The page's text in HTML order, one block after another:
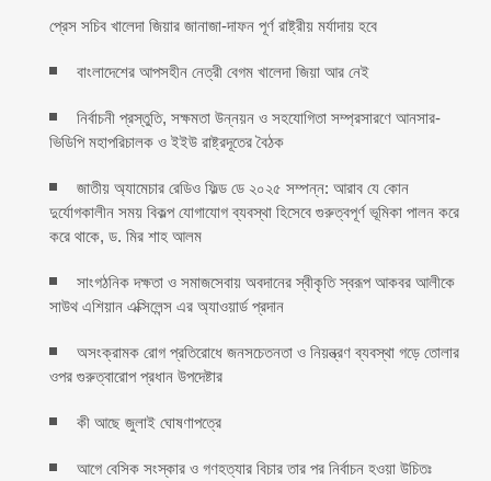
প্রেস সচিব খালেদা জিয়ার জানাজা-দাফন পূর্ণ রাষ্ট্রীয় মর্যাদায় হবে
বাংলাদেশের আপসহীন নেত্রী বেগম খালেদা জিয়া আর নেই
নির্বাচনী প্রস্তুতি, সক্ষমতা উন্নয়ন ও সহযোগিতা সম্প্রসারণে আনসার-
ভিডিপি মহাপরিচালক ও ইইউ রাষ্ট্রদূতের বৈঠক
জাতীয় অ্যামেচার রেডিও ফিল্ড ডে ২০২৫ সম্পন্ন: আরাব যে কোন
দুর্যোগকালীন সময় বিকল্প যোগাযোগ ব্যবস্থা হিসেবে গুরুত্বপূর্ণ ভূমিকা পালন করে
করে থাকে, ড. মির শাহ আলম
সাংগঠনিক দক্ষতা ও সমাজসেবায় অবদানের স্বীকৃতি স্বরূপ আকবর আলীকে
সাউথ এশিয়ান এক্সিলেন্স এর অ্যাওয়ার্ড প্রদান
অসংক্রামক রোগ প্রতিরোধে জনসচেতনতা ও নিয়ন্ত্রণ ব্যবস্থা গড়ে তোলার
ওপর গুরুত্বারোপ প্রধান উপদেষ্টার
কী আছে জুলাই ঘোষণাপত্রে
আগে বেসিক সংস্কার ও গণহত্যার বিচার তার পর নির্বাচন হওয়া উচিতঃ